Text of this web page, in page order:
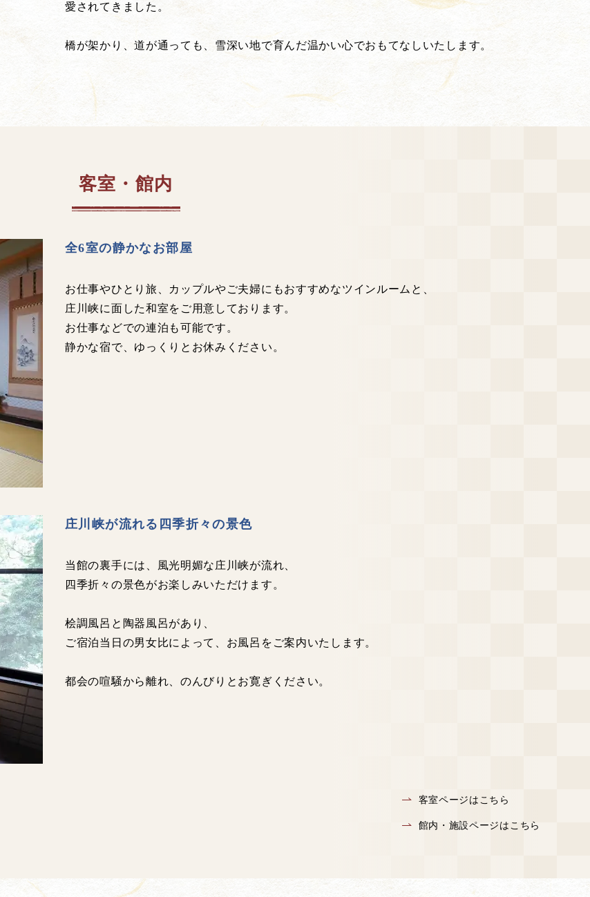
愛されてきました。
橋が架かり、道が通っても、雪深い地で育んだ温かい心でおもてなしいたします。
客室・館内
全6室の静かなお部屋
お仕事やひとり旅、カップルやご夫婦にもおすすめなツインルームと、
庄川峡に面した和室をご用意しております。
お仕事などでの連泊も可能です。
静かな宿で、ゆっくりとお休みください。
庄川峡が流れる四季折々の景色
当館の裏手には、風光明媚な庄川峡が流れ、
四季折々の景色がお楽しみいただけます。
桧調風呂と陶器風呂があり、
ご宿泊当日の男女比によって、お風呂をご案内いたします。
都会の喧騒から離れ、のんびりとお寛ぎください。
客室ページはこちら
館内・施設ページはこちら